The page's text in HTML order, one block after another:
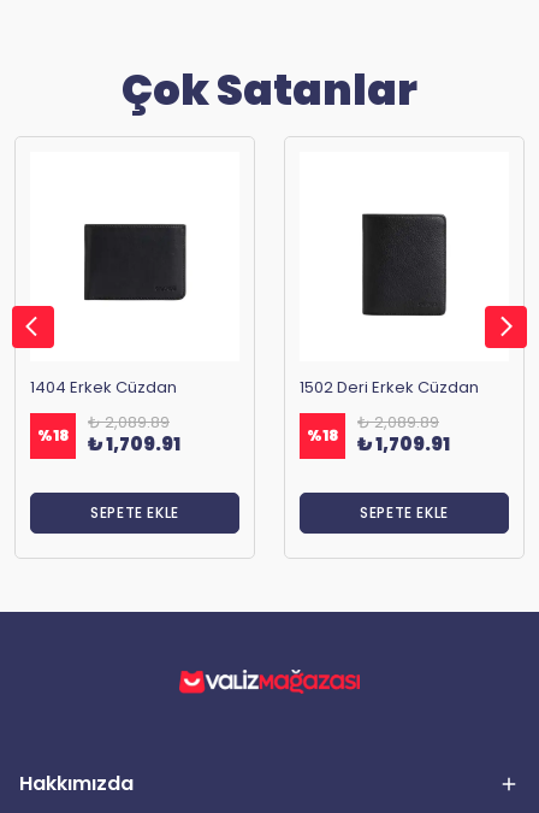
Çok Satanlar
1404 Erkek Cüzdan
%18
₺ 2,089.89
₺ 1,709.91
SEPETE EKLE
1502 Deri Erkek Cüzdan
%18
₺ 2,089.89
₺ 1,709.91
SEPETE EKLE
Hakkımızda